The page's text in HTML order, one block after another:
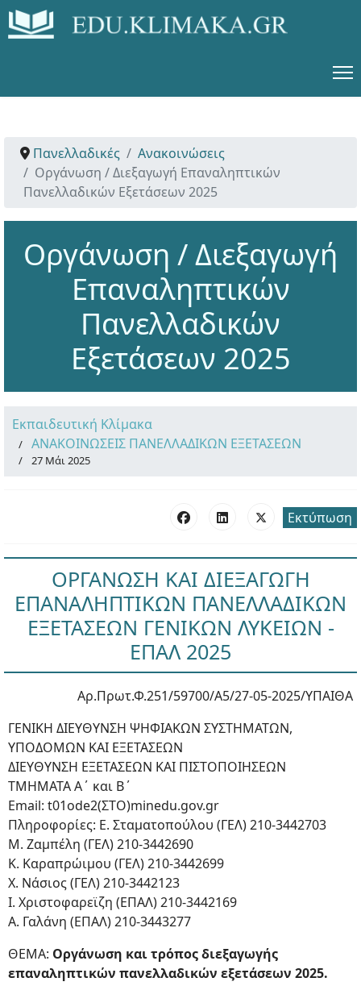
Πανελλαδικές
Ανακοινώσεις
Οργάνωση / Διεξαγωγή Επαναληπτικών
Πανελλαδικών Εξετάσεων 2025
Οργάνωση / Διεξαγωγή
Επαναληπτικών
Πανελλαδικών
Εξετάσεων 2025
Εκπαιδευτική Κλίμακα
ΑΝΑΚΟΙΝΩΣΕΙΣ ΠΑΝΕΛΛΑΔΙΚΩΝ ΕΞΕΤΑΣΕΩΝ
27 Μάι 2025
Εκτύπωση
ΟΡΓΑΝΩΣΗ ΚΑΙ ΔΙΕΞΑΓΩΓΗ
ΕΠΑΝΑΛΗΠΤΙΚΩΝ ΠΑΝΕΛΛΑΔΙΚΩΝ
ΕΞΕΤΑΣΕΩΝ ΓΕΝΙΚΩΝ ΛΥΚΕΙΩΝ -
ΕΠΑΛ 2025
Αρ.Πρωτ.Φ.251/59700/Α5/27-05-2025/ΥΠΑΙΘΑ
ΓΕΝΙΚΗ ΔΙΕΥΘΥΝΣΗ ΨΗΦΙΑΚΩΝ ΣΥΣΤΗΜΑΤΩΝ,
ΥΠΟΔΟΜΩΝ ΚΑΙ ΕΞΕΤΑΣΕΩΝ
ΔΙΕΥΘΥΝΣΗ ΕΞΕΤΑΣΕΩΝ ΚΑΙ ΠΙΣΤΟΠΟΙΗΣΕΩΝ
ΤΜΗΜΑΤΑ Α΄ και Β΄
Email: t01ode2(ΣΤΟ)minedu.gov.gr
Πληροφορίες: Ε. Σταματοπούλου (ΓΕΛ) 210-3442703
Μ. Ζαμπέλη (ΓΕΛ) 210-3442690
Κ. Καραπρώιμου (ΓΕΛ) 210-3442699
Χ. Νάσιος (ΓΕΛ) 210-3442123
Ι. Χριστοφαρεϊζη (ΕΠΑΛ) 210-3442169
Α. Γαλάνη (ΕΠΑΛ) 210-3443277
ΘΕΜΑ: Οργάνωση και τρόπος διεξαγωγής
επαναληπτικών πανελλαδικών εξετάσεων 2025.